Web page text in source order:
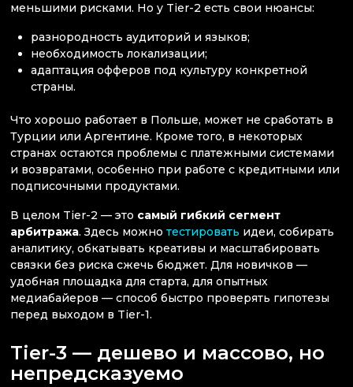
меньшими рисками. Но у Tier-2 есть свои нюансы:
разнородность аудиторий и языков;
необходимость локализации;
адаптация офферов под культуру конкретной
страны.
Что хорошо работает в Польше, может не сработать в
Турции или Аргентине. Кроме того, в некоторых
странах остаются проблемы с платежными системами
и возвратами, особенно при работе с кредитными или
подписочными продуктами.
В целом Tier-2 — это самый гибкий сегмент
арбитража. Здесь можно тестировать идеи, собирать
аналитику, обкатывать креативы и масштабировать
связки без риска сжечь бюджет. Для новичков —
удобная площадка для старта, для опытных
медиабайеров — способ быстро проверять гипотезы
перед выходом в Tier-1.
Tier-3 — дешево и массово, но
непредсказуемо